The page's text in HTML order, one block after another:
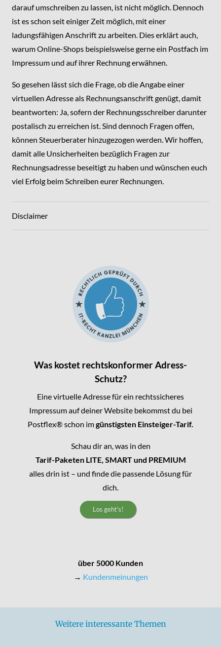
darauf umschreiben zu lassen, ist nicht möglich. Dennoch
ist es schon seit einiger Zeit möglich, mit einer
ladungsfähigen Anschrift zu arbeiten. Dies erklärt auch,
warum Online-Shops beispielsweise gerne ein Postfach im
Impressum und auf ihrer Rechnung erwähnen.
So gesehen lässt sich die Frage, ob die Angabe einer
virtuellen Adresse als Rechnungsanschrift genügt, damit
beantworten: Ja, sofern der Rechnungsschreiber darunter
postalisch zu erreichen ist. Sind dennoch Fragen offen,
können Steuerberater hinzugezogen werden. Wir hoffen,
damit alle Unsicherheiten bezüglich Fragen zur
Rechnungsadresse beseitigt zu haben und wünschen euch
viel Erfolg beim Schreiben eurer Rechnungen.
Disclaimer
Was kostet rechtskonformer Adress-
Schutz?
Eine virtuelle Adresse für ein rechtssicheres
Impressum auf deiner Website bekommst du bei
Postflex® schon imgünstigsten Einsteiger-Tarif.
Schau dir an, was in den
Tarif-Paketen LITE, SMART und PREMIUM
alles drin ist – und finde die passende Lösung für
dich.
Los geht’s!
über 5000 Kunden
→ Kundenmeinungen
Weitere interessante Themen